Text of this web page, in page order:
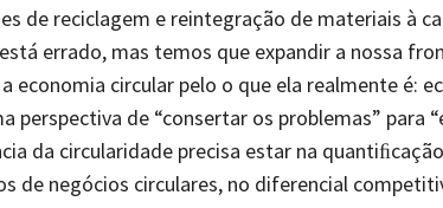
de reciclagem e reintegração de materiais à
errado, mas temos que expandir a nossa
economia circular pelo o que ela realmente é:
perspectiva de “consertar os problemas” para
da circularidade precisa estar na
de negócios circulares, no diferencial